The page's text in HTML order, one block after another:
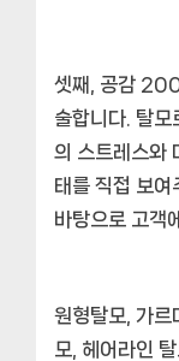
셋째, 공감
술합니다. 탈모
의 스트레스와
태를 직접 보여
바탕으로 고객
원형탈모, 가르
모, 헤어라인